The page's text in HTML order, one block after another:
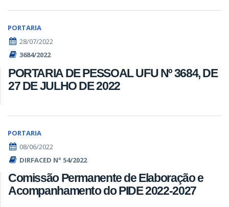
PORTARIA
28/07/2022
3684/2022
PORTARIA DE PESSOAL UFU Nº 3684, DE
27 DE JULHO DE 2022
PORTARIA
08/06/2022
DIRFACED Nº 54/2022
Comissão Permanente de Elaboração e
Acompanhamento do PIDE 2022-2027